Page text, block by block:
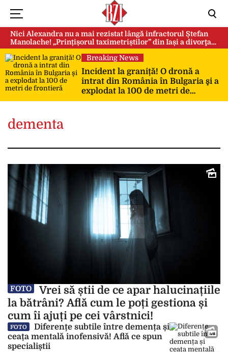
Nici Alexandra nu a mai rezistat lângă infractorul Ștefan
Manolache! „Prințișorul taximetriștilor” din Iași a divorţat
după doi ani de căsnicie
Breaking News
Incident la graniță! O dronă a
intrat din România în Bulgaria şi a
explodat la 100 de metri de
frontieră
dementa
FOTO
Vrei să știi de ce apar halucinațiile
la bătrâni? Află cum le poți gestiona și
cum îi ajuți pe cei vârstnici!
FOTO
Diferențe subtile între demența și
ceața mentală inofensivă! Află ce spun
specialiștii